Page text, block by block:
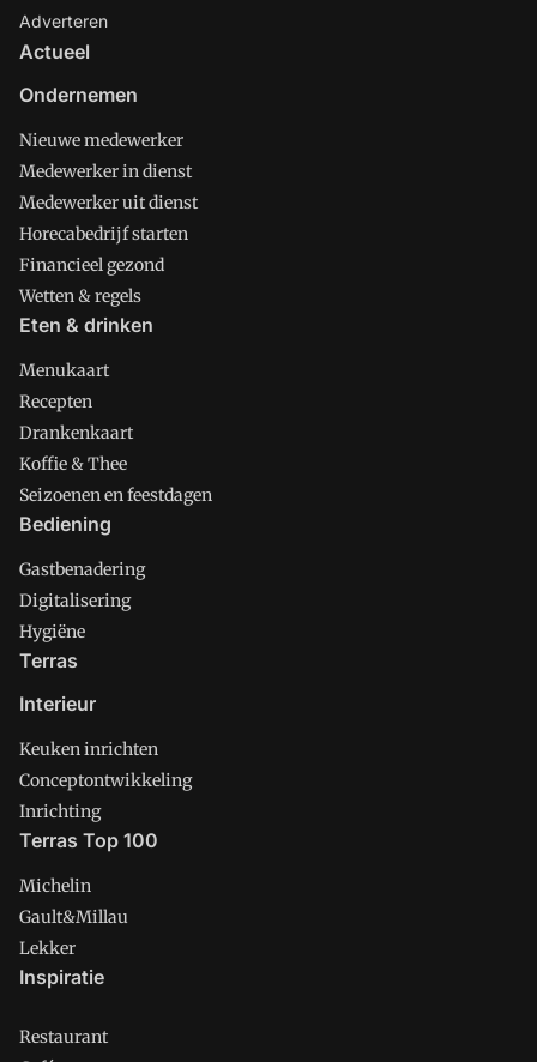
Adverteren
Actueel
Ondernemen
Nieuwe medewerker
Medewerker in dienst
Medewerker uit dienst
Horecabedrijf starten
Financieel gezond
Wetten & regels
Eten & drinken
Menukaart
Recepten
Drankenkaart
Koffie & Thee
Seizoenen en feestdagen
Bediening
Gastbenadering
Digitalisering
Hygiëne
Terras
Interieur
Keuken inrichten
Conceptontwikkeling
Inrichting
Terras Top 100
Michelin
Gault&Millau
Lekker
Inspiratie
Restaurant